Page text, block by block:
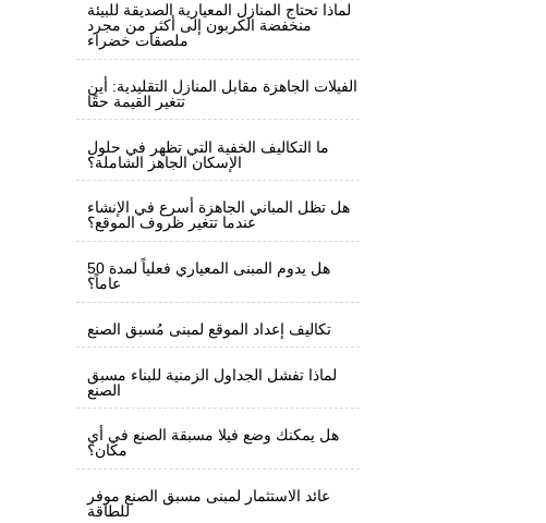
لماذا تحتاج المنازل المعيارية الصديقة للبيئة
منخفضة الكربون إلى أكثر من مجرد
ملصقات خضراء
الفيلات الجاهزة مقابل المنازل التقليدية: أين
تتغير القيمة حقًا
ما التكاليف الخفية التي تظهر في حلول
الإسكان الجاهز الشاملة؟
هل تظل المباني الجاهزة أسرع في الإنشاء
عندما تتغير ظروف الموقع؟
هل يدوم المبنى المعياري فعلياً لمدة 50
عاماً؟
تكاليف إعداد الموقع لمبنى مُسبق الصنع
لماذا تفشل الجداول الزمنية للبناء مسبق
الصنع
هل يمكنك وضع فيلا مسبقة الصنع في أي
مكان؟
عائد الاستثمار لمبنى مسبق الصنع موفر
للطاقة